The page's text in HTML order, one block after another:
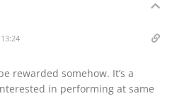
rewarded somehow. It’s a
in performing at same